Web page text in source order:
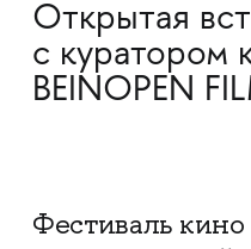
Открытая
с куратором
BEINOPEN
Фестиваль